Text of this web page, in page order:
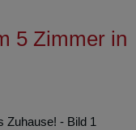
5 Zimmer in